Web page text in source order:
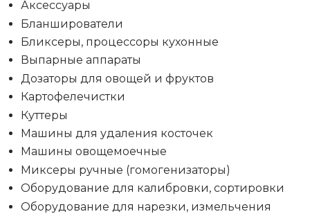
Аксессуары
Бланширователи
Бликсеры, процессоры кухонные
Выпарные аппараты
Дозаторы для овощей и фруктов
Картофелечистки
Куттеры
Машины для удаления косточек
Машины овощемоечные
Миксеры ручные (гомогенизаторы)
Оборудование для калибровки, сортировки
Оборудование для нарезки, измельчения